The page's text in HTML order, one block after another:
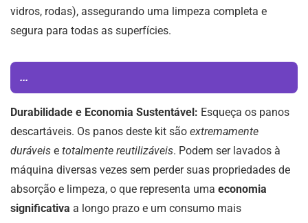
vidros, rodas), assegurando uma limpeza completa e
segura para todas as superfícies.
...
Durabilidade e Economia Sustentável: Esqueça os panos
descartáveis. Os panos deste kit são extremamente
duráveis e totalmente reutilizáveis. Podem ser lavados à
máquina diversas vezes sem perder suas propriedades de
absorção e limpeza, o que representa uma economia
significativa a longo prazo e um consumo mais